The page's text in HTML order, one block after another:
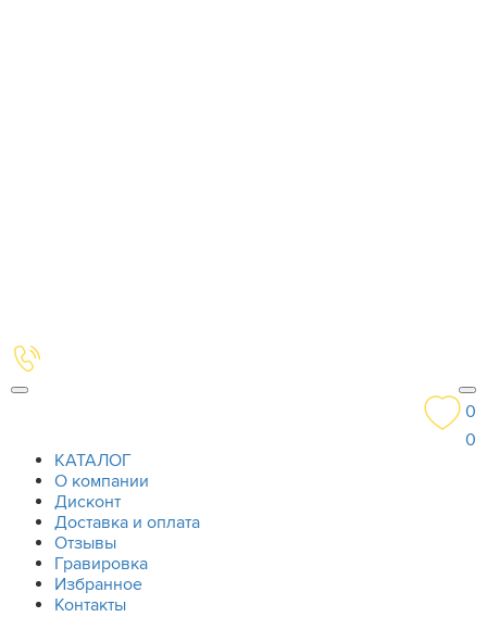
0
0
КАТАЛОГ
О компании
Дисконт
Доставка и оплата
Отзывы
Гравировка
Избранное
Контакты